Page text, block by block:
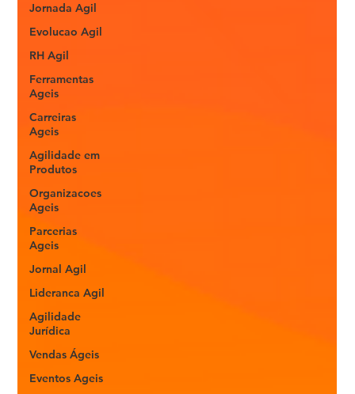
Jornada Agil
Evolucao Agil
RH Agil
Ferramentas
Ageis
Carreiras
Ageis
Agilidade em
Produtos
Organizacoes
Ageis
Parcerias
Ageis
Jornal Agil
Lideranca Agil
Agilidade
Jurídica
Vendas Ágeis
Eventos Ageis